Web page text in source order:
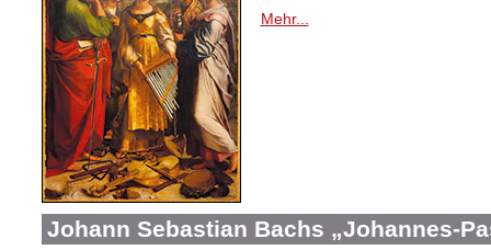
Mehr...
Johann Sebastian Bachs „Johannes-